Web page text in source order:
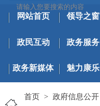
网站首页 领导之窗
政民互动 政务服务
政务新媒体 魅力康乐
首页 > 政府信息公开